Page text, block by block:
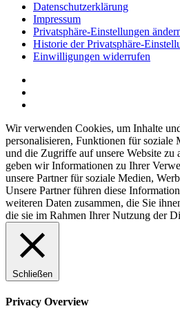
Datenschutzerklärung
Impressum
Privatsphäre-Einstellungen
Historie der Privatsphäre-
Einwilligungen widerrufen
Wir verwenden Cookies, um Inhalte
personalisieren, Funktionen für soziale
und die Zugriffe auf unsere Website zu
geben wir Informationen zu Ihrer
unsere Partner für soziale Medien,
Unsere Partner führen diese
weiteren Daten zusammen, die Sie
die sie im Rahmen Ihrer Nutzung der
Schließen
Privacy Overview